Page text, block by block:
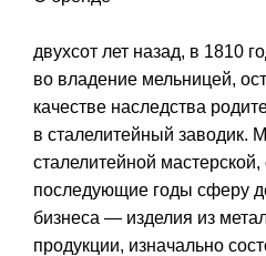
двухсот лет назад, в 1810
во владение мельницей,
качестве наследства
в сталелитейный заводик.
сталелитейной
последующие годы сферу
бизнеса — изделия из
продукции, изначально